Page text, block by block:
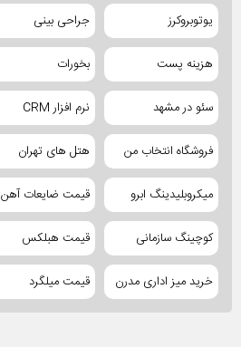
یوتوبروکرز جراحی بینی
هزینه پست بخورات
سئو در مشهد نرم افزار CRM
فروشگاه انتخاب من هتل های تهران
میکروبلیدینگ ابرو قیمت ضایعات آهن
کوچینگ سازمانی قیمت هبلکس
خرید میز اداری مدرن قیمت میلگرد